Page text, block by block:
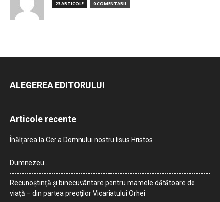
23 ARTICOLE 0 COMENTARII
ALEGEREA EDITORULUI
Articole recente
Înălțarea la Cer a Domnului nostru Iisus Hristos
Dumnezeu…
Recunoștință și binecuvântare pentru mamele dătătoare de
viață – din partea preoților Vicariatului Orhei